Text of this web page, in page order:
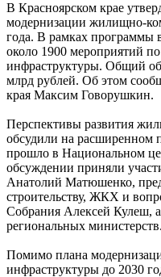
В Красноярском крае
модернизации жилищно-
года. В рамках программы
около 1900 мероприятий
инфраструктуры. Общий
млрд рублей. Об этом
края Максим Говорушкин.
Перспективы развития
обсудили на расширенном
прошло в Национальном
обсуждении приняли
Анатолий Матюшенко,
строительству, ЖКХ и
Собрания Алексей Кулеш,
региональных министерств.
Помимо плана
инфраструктуры до 2030